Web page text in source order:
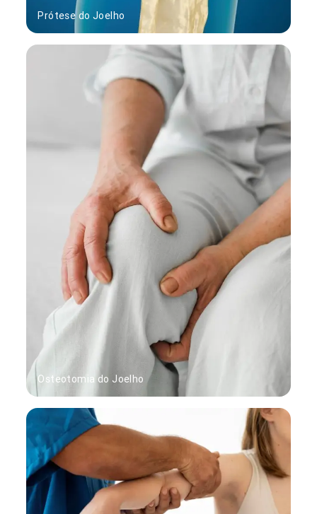
Prótese do Joelho
Osteotomia do Joelho